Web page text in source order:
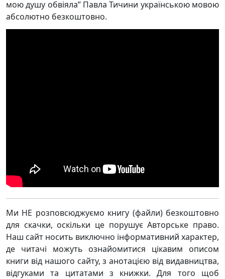
мою душу обвіяла” Павла Тичини українською мовою
абсолютно безкоштовно.
Ми НЕ розповсюджуємо книгу (файли) безкоштовно
для скачки, оскільки це порушує Авторське право.
Наш сайт носить виключно інформативний характер,
де читачі можуть ознайомитися цікавим описом
книги від нашого сайту, з анотацією від видавництва,
відгуками та цитатами з книжки. Для того щоб